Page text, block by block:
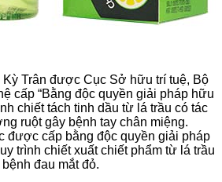
Kỳ Trân được Cục Sở hữu trí tuệ, Bộ
cấp “Bằng độc quyền giải pháp hữu
chiết tách tinh dầu từ lá trầu có tác
ruột gây bệnh tay chân miệng.
được cấp bằng độc quyền giải pháp
trình chiết xuất chiết phẩm từ lá trầu
đau mắt đỏ.